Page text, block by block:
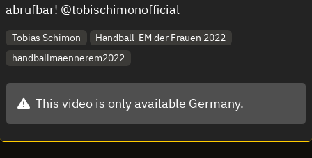
abrufbar! @tobischimonofficial
Tobias Schimon
Handball-EM der Frauen 2022
handballmaennerem2022
This video is only available Germany.